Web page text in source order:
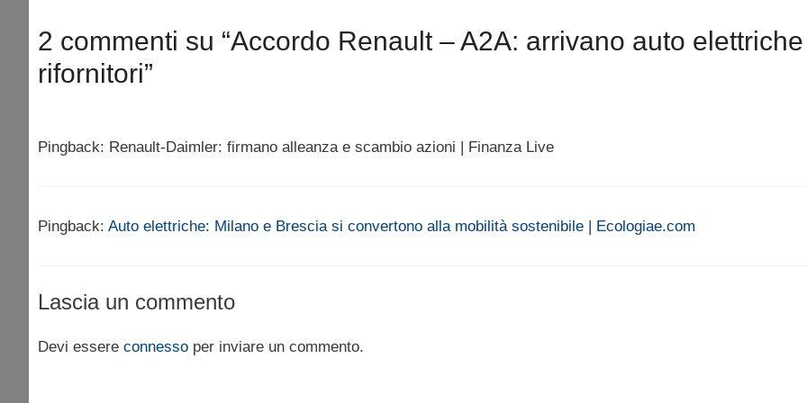
2 commenti su “Accordo Renault – A2A: arrivano auto
rifornitori”
Pingback: Renault-Daimler: firmano alleanza e scambio azioni | Finanza Live
Pingback: Auto elettriche: Milano e Brescia si convertono alla mobilità sostenibile | Ecologiae.com
Lascia un commento
Devi essere connesso per inviare un commento.